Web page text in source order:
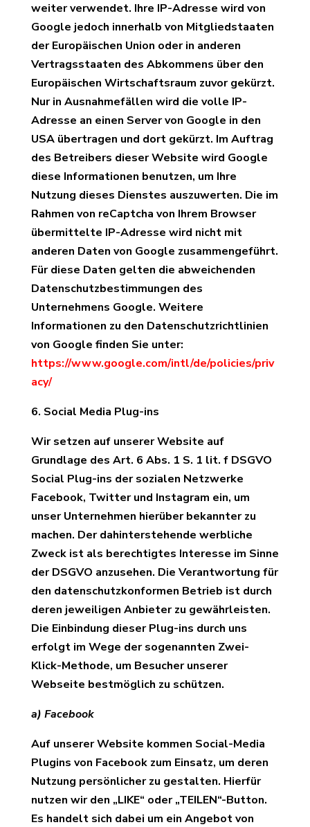
weiter verwendet. Ihre IP-Adresse wird von
Google jedoch innerhalb von Mitgliedstaaten
der Europäischen Union oder in anderen
Vertragsstaaten des Abkommens über den
Europäischen Wirtschaftsraum zuvor gekürzt.
Nur in Ausnahmefällen wird die volle IP-
Adresse an einen Server von Google in den
USA übertragen und dort gekürzt. Im Auftrag
des Betreibers dieser Website wird Google
diese Informationen benutzen, um Ihre
Nutzung dieses Dienstes auszuwerten. Die im
Rahmen von reCaptcha von Ihrem Browser
übermittelte IP-Adresse wird nicht mit
anderen Daten von Google zusammengeführt.
Für diese Daten gelten die abweichenden
Datenschutzbestimmungen des
Unternehmens Google. Weitere
Informationen zu den Datenschutzrichtlinien
von Google finden Sie unter:
https://www.google.com/intl/de/policies/priv
acy/
6. Social Media Plug-ins
Wir setzen auf unserer Website auf
Grundlage des Art. 6 Abs. 1 S. 1 lit. f DSGVO
Social Plug-ins der sozialen Netzwerke
Facebook, Twitter und Instagram ein, um
unser Unternehmen hierüber bekannter zu
machen. Der dahinterstehende werbliche
Zweck ist als berechtigtes Interesse im Sinne
der DSGVO anzusehen. Die Verantwortung für
den datenschutzkonformen Betrieb ist durch
deren jeweiligen Anbieter zu gewährleisten.
Die Einbindung dieser Plug-ins durch uns
erfolgt im Wege der sogenannten Zwei-
Klick-Methode, um Besucher unserer
Webseite bestmöglich zu schützen.
a) Facebook
Auf unserer Website kommen Social-Media
Plugins von Facebook zum Einsatz, um deren
Nutzung persönlicher zu gestalten. Hierfür
nutzen wir den „LIKE“ oder „TEILEN“-Button.
Es handelt sich dabei um ein Angebot von